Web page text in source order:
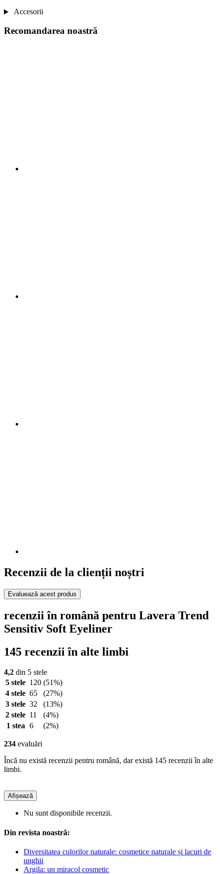
Accesorii
Recomandarea noastră
Recenzii de la clienții noștri
Evaluează acest produs
recenzii în română pentru Lavera Trend
Sensitiv Soft Eyeliner
145 recenzii în alte limbi
4,2 din 5 stele
5 stele 120 (51%)
4 stele 65
(27%)
3 stele 32
(13%)
2 stele 11
(4%)
1 stea 6 (2%)
234 evaluări
Încă nu există recenzii pentru română, dar există 145 recenzii în alte
limbi.
Afișează
Nu sunt disponibile recenzii.
Din revista noastră:
Diversitatea culorilor naturale: cosmetice naturale și lacuri de
unghii
Argila: un miracol cosmetic